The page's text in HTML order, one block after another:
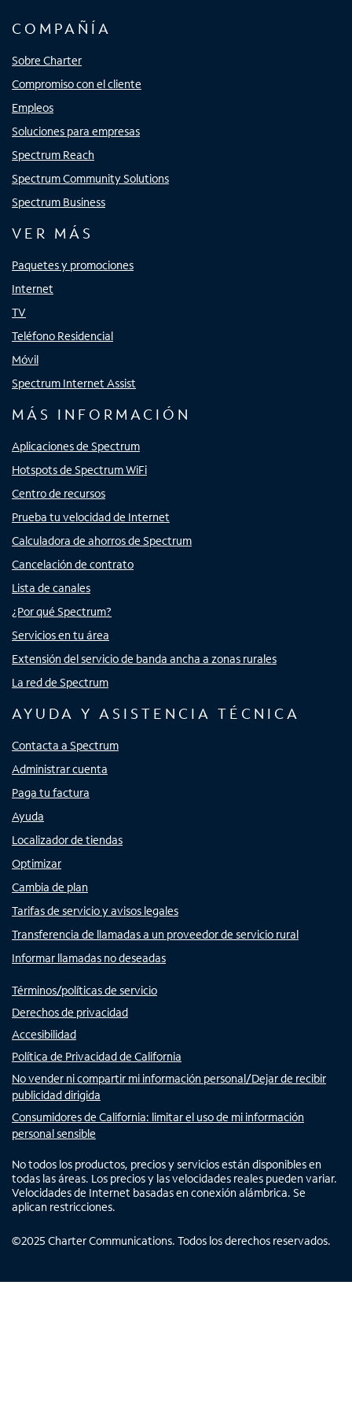
COMPAÑÍA
Sobre Charter
Compromiso con el cliente
Empleos
Soluciones para empresas
Spectrum Reach
Spectrum Community Solutions
Spectrum Business
VER MÁS
Paquetes y promociones
Internet
TV
Teléfono Residencial
Móvil
Spectrum Internet Assist
MÁS INFORMACIÓN
Aplicaciones de Spectrum
Hotspots de Spectrum WiFi
Centro de recursos
Prueba tu velocidad de Internet
Calculadora de ahorros de Spectrum
Cancelación de contrato
Lista de canales
¿Por qué Spectrum?
Servicios en tu área
Extensión del servicio de banda ancha a zonas rurales
La red de Spectrum
AYUDA Y ASISTENCIA TÉCNICA
Contacta a Spectrum
Administrar cuenta
Paga tu factura
Ayuda
Localizador de tiendas
Optimizar
Cambia de plan
Tarifas de servicio y avisos legales
Transferencia de llamadas a un proveedor de servicio rural
Informar llamadas no deseadas
Términos/políticas de servicio
Derechos de privacidad
Accesibilidad
Política de Privacidad de California
No vender ni compartir mi información personal/Dejar de recibir
publicidad dirigida
Consumidores de California: limitar el uso de mi información
personal sensible
No todos los productos, precios y servicios están disponibles en
todas las áreas. Los precios y las velocidades reales pueden variar.
Velocidades de Internet basadas en conexión alámbrica. Se
aplican restricciones.
©2025 Charter Communications. Todos los derechos reservados.